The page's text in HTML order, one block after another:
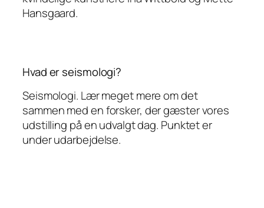
Hansgaard.
Hvad er seismologi?
Seismologi. Lær meget mere om det
sammen med en forsker, der gæster vores
udstilling på en udvalgt dag. Punktet er
under udarbejdelse.